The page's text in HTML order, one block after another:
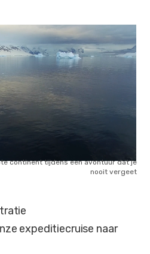
continent tijdens een avontuur dat je
nooit vergeet
expeditiecruise naar